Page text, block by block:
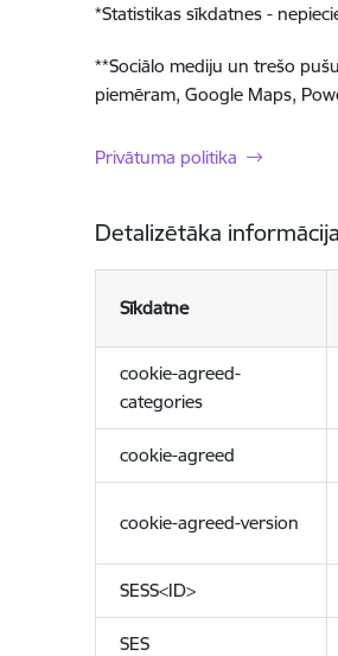
*Statistikas sīkdatnes -
**Sociālo mediju un trešo
piemēram, Google Maps,
Privātuma politika
Detalizētāka
Sīkdatne
cookie-agreed-
categories
cookie-agreed
cookie-agreed-version
SESS<ID>
SES